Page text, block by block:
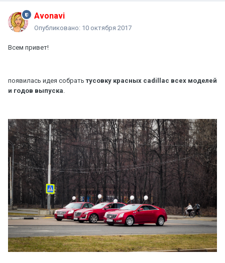
Avonavi
Опубликовано: 10 октября 2017
Всем привет!
появилась идея собратьтусовку красных cadillac всех моделей
и годов выпуска.